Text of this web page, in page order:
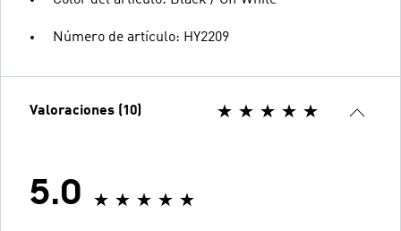
Número de artículo: HY2209
Valoraciones (10)
5.0